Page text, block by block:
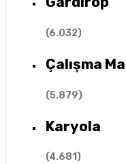
(6.032)
Çalışma
(5.879)
Karyola
(4.681)